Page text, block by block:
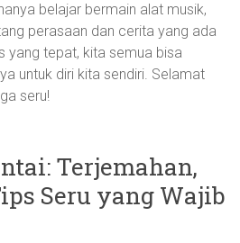
belajar bermain alat musik,
perasaan dan cerita yang ada
yang tepat, kita semua bisa
untuk diri kita sendiri. Selamat
seru!
Terjemahan,
Seru yang Wajib